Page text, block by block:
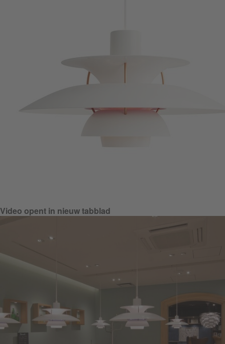
Video opent in nieuw tabblad